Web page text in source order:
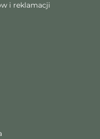
i reklamacji